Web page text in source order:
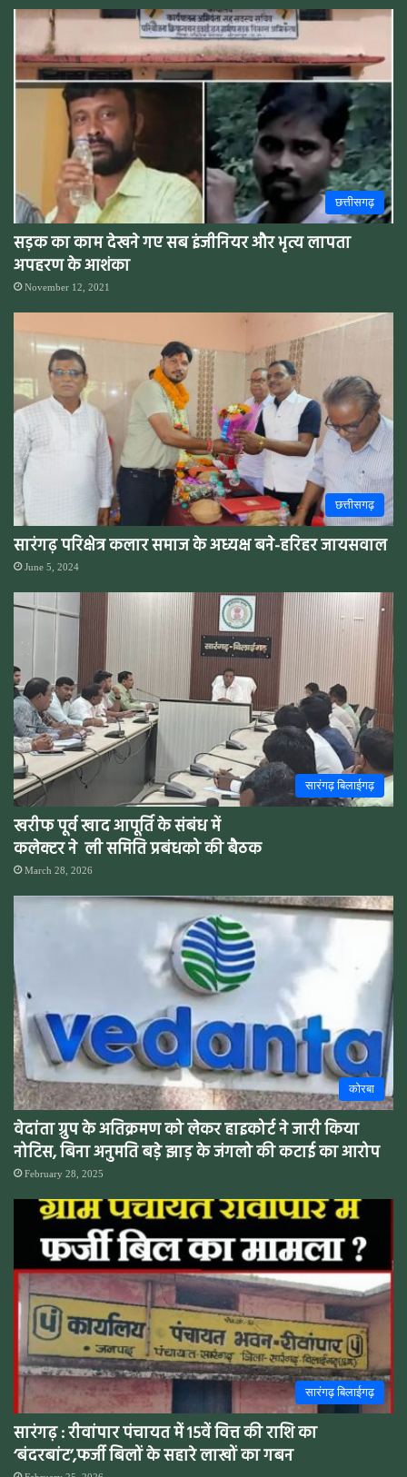
छत्तीसगढ़
सड़क का काम देखने गए सब इंजीनियर और भृत्य लापता
अपहरण के आशंका
November 12, 2021
छत्तीसगढ़
सारंगढ़ परिक्षेत्र कलार समाज के अध्यक्ष बने-हरिहर जायसवाल
June 5, 2024
सारंगढ़ बिलाईगढ़
खरीफ पूर्व खाद आपूर्ति के संबंध में
कलेक्टर ने ली समिति प्रबंधको की बैठक
March 28, 2026
कोरबा
वेदांता ग्रुप के अतिक्रमण को लेकर हाइकोर्ट ने जारी किया
नोटिस, बिना अनुमति बड़े झाड़ के जंगलो की कटाई का आरोप
February 28, 2025
सारंगढ़ बिलाईगढ़
सारंगढ़ : रीवांपार पंचायत में 15वें वित्त की राशि का
‘बंदरबांट’,फर्जी बिलों के सहारे लाखों का गबन